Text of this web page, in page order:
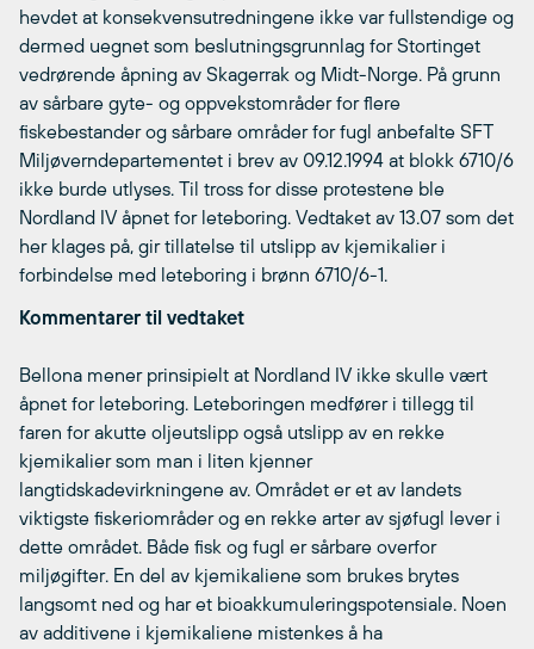
hevdet at konsekvensutredningene ikke var fullstendige og
dermed uegnet som beslutningsgrunnlag for Stortinget
vedrørende åpning av Skagerrak og Midt-Norge. På grunn
av sårbare gyte- og oppvekstområder for flere
fiskebestander og sårbare områder for fugl anbefalte SFT
Miljøverndepartementet i brev av 09.12.1994 at blokk 6710/6
ikke burde utlyses. Til tross for disse protestene ble
Nordland IV åpnet for leteboring. Vedtaket av 13.07 som det
her klages på, gir tillatelse til utslipp av kjemikalier i
forbindelse med leteboring i brønn 6710/6-1.
Kommentarer til vedtaket
Bellona mener prinsipielt at Nordland IV ikke skulle vært
åpnet for leteboring. Leteboringen medfører i tillegg til
faren for akutte oljeutslipp også utslipp av en rekke
kjemikalier som man i liten kjenner
langtidskadevirkningene av. Området er et av landets
viktigste fiskeriområder og en rekke arter av sjøfugl lever i
dette området. Både fisk og fugl er sårbare overfor
miljøgifter. En del av kjemikaliene som brukes brytes
langsomt ned og har et bioakkumuleringspotensiale. Noen
av additivene i kjemikaliene mistenkes å ha